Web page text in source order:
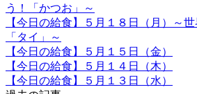
う！「かつお」～
【今日の給食】５月１８日（月）～
「タイ」～
【今日の給食】５月１５日（金）
【今日の給食】５月１４日（木）
【今日の給食】５月１３日（水）